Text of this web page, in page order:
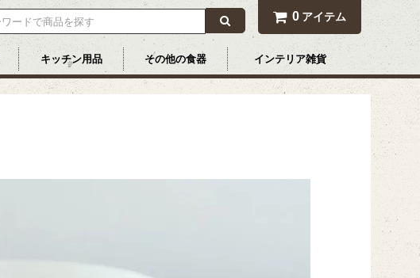
0 アイテム
キッチン用品 その他の食器 インテリア雑貨